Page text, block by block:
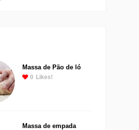
Massa de Pão de ló
0 Likes!
Massa de empada